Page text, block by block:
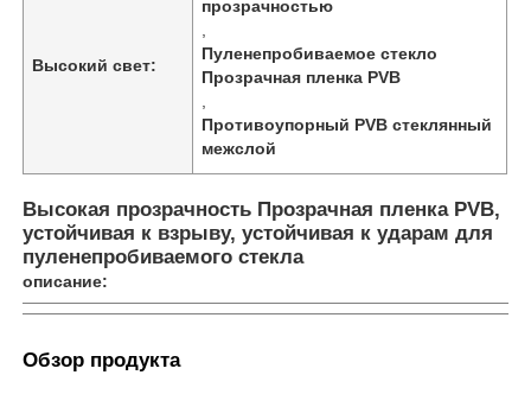
Высокий свет:
прозрачностью
Пуленепробиваемое стекло
Прозрачная пленка PVB
Противоупорный PVB стеклянный
межслой
Высокая прозрачность Прозрачная пленка PVB,
устойчивая к взрыву, устойчивая к ударам для
пуленепробиваемого стекла
описание:
Обзор продукта